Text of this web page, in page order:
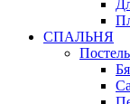
СПАЛЬНЯ